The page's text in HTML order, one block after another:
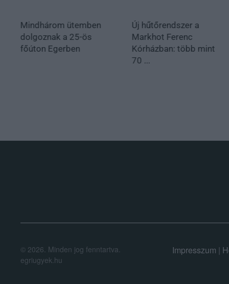
Mindhárom ütemben
dolgoznak a 25-ös
főúton Egerben
Új hűtőrendszer a
Markhot Ferenc
Kórházban: több mint
70 ...
© 2026. Minden jog fenntartva.
egriugyek.hu
Impresszum |